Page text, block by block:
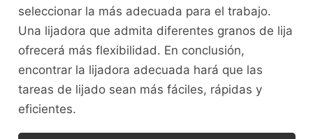
seleccionar la más adecuada para el trabajo.
Una lijadora que admita diferentes granos de lija
ofrecerá más flexibilidad. En conclusión,
encontrar la lijadora adecuada hará que las
tareas de lijado sean más fáciles, rápidas y
eficientes.